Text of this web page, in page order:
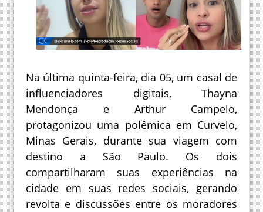
Na última quinta-feira, dia 05, um casal de
influenciadores digitais, Thayna
Mendonça e Arthur Campelo,
protagonizou uma polêmica em Curvelo,
Minas Gerais, durante sua viagem com
destino a São Paulo. Os dois
compartilharam suas experiências na
cidade em suas redes sociais, gerando
revolta e discussões entre os moradores